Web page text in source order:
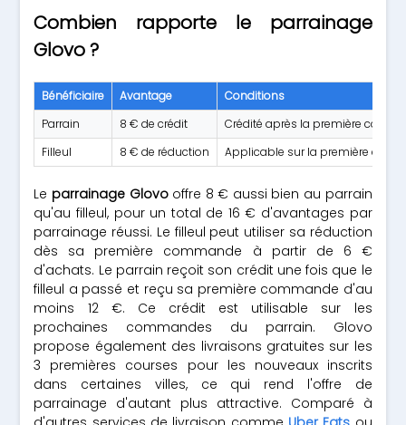
Combien rapporte le parrainage
Glovo ?
Bénéficiaire Avantage
Conditions
Parrain
8 € de crédit
Crédité après la première
Filleul
8 € de réduction Applicable sur la première
Le parrainage Glovooffre 8 € aussi bien au parrain
qu'au filleul, pour un total de 16 € d'avantages par
parrainage réussi. Le filleul peut utiliser sa réduction
dès sa première commande à partir de 6 €
d'achats. Le parrain reçoit son crédit une fois que le
filleul a passé et reçu sa première commande d'au
moins 12 €. Ce crédit est utilisable sur les
prochaines commandes du parrain. Glovo
propose également des livraisons gratuites sur les
3 premières courses pour les nouveaux inscrits
dans certaines villes, ce qui rend l'offre de
parrainage d'autant plus attractive. Comparé à